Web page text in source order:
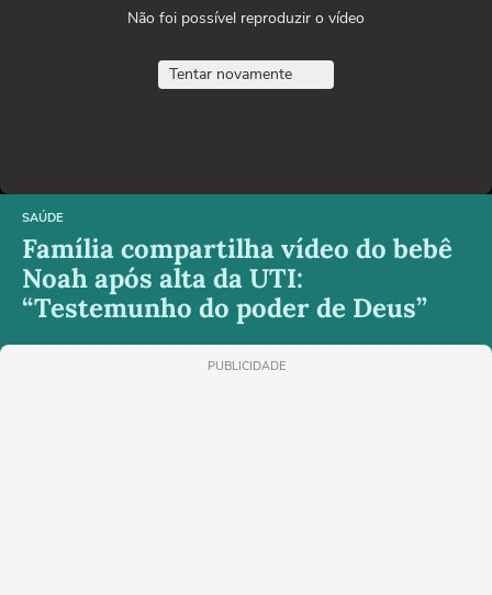
Não foi possível reproduzir o vídeo
Tentar novamente
SAÚDE
Família compartilha vídeo do bebê
Noah após alta da UTI:
“Testemunho do poder de Deus”
PUBLICIDADE